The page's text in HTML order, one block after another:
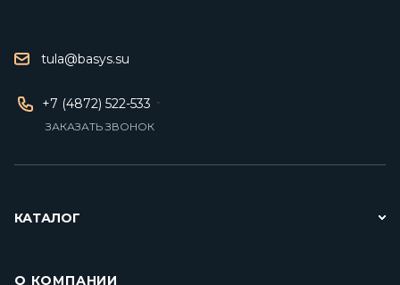
tula@basys.su
+7 (4872) 522-533
ЗАКАЗАТЬ ЗВОНОК
КАТАЛОГ
О КОМПАНИИ